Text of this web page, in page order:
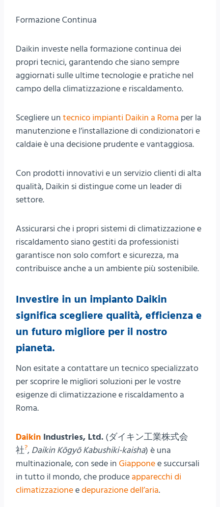
Formazione Continua
Daikin investe nella formazione continua dei
propri tecnici, garantendo che siano sempre
aggiornati sulle ultime tecnologie e pratiche nel
campo della climatizzazione e riscaldamento.
Scegliere un tecnico impianti Daikin a Roma per la
manutenzione e l’installazione di condizionatori e
caldaie è una decisione prudente e vantaggiosa.
Con prodotti innovativi e un servizio clienti di alta
qualità, Daikin si distingue come un leader di
settore.
Assicurarsi che i propri sistemi di climatizzazione e
riscaldamento siano gestiti da professionisti
garantisce non solo comfort e sicurezza, ma
contribuisce anche a un ambiente più sostenibile.
Investire in un impianto Daikin
significa scegliere qualità, efficienza e
un futuro migliore per il nostro
pianeta.
Non esitate a contattare un tecnico specializzato
per scoprire le migliori soluzioni per le vostre
esigenze di climatizzazione e riscaldamento a
Roma.
Daikin Industries, Ltd. (ダイキン工業株式会
社?, Daikin Kōgyō Kabushiki-kaisha) è una
multinazionale, con sede in Giapponee succursali
in tutto il mondo, che produceapparecchi di
climatizzazioneedepurazione dell’aria.